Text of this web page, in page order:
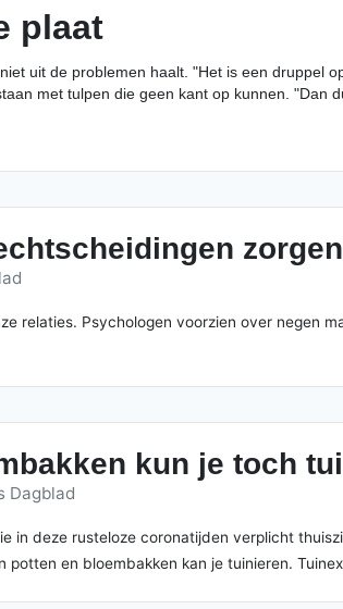
plaat
uit de problemen haalt. "Het is een
met tulpen die geen kant op kunnen.
zorgen
relaties. Psychologen voorzien over negen
kun je toch
Dagblad
in deze rusteloze coronatijden verplicht
en bloembakken kan je tuinieren.